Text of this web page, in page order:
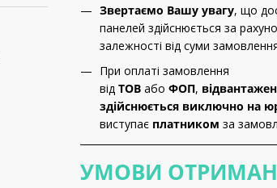
Звертаємо Вашу увагу, що
панелей здійснюється за
залежності від суми
При оплаті замовлення
від ТОВ або ФОП,
здійснюється виключно на
виступає платником за
УМОВИ